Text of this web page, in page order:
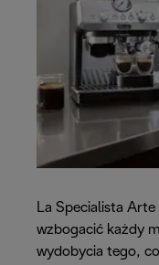
La Specialista
wzbogacić każdy
wydobycia tego,